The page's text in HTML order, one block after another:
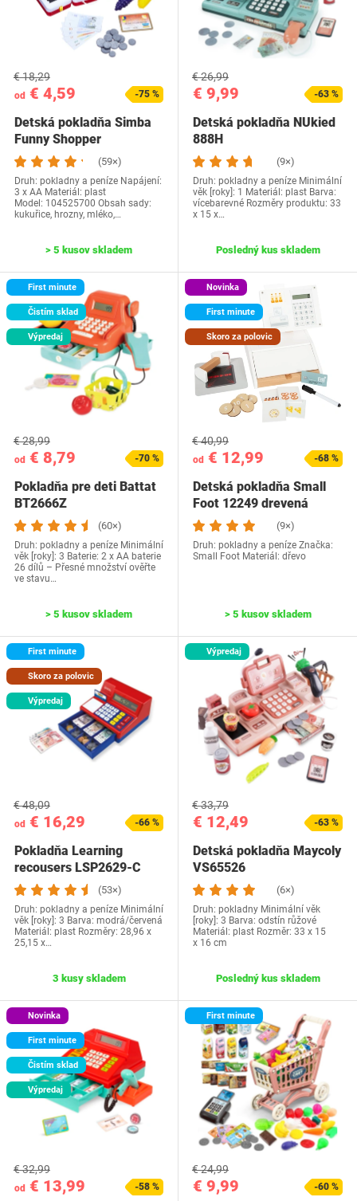
od € 4,59
€ 18,29
-75 %
Detská pokladňa Simba
Funny Shopper
104525700
(59×)
Druh: pokladny a peníze Napájení:
3 x AA Materiál: plast
Model: 104525700 Obsah sady:
kukuřice, hrozny, mléko,…
> 5 kusov skladem
€ 9,99
€ 26,99
-63 %
Detská pokladňa NUkied
‎888H
(9×)
Druh: pokladny a peníze Minimální
věk [roky]: 1 Materiál: plast Barva:
vícebarevné Rozměry produktu‎: 33
x 15 x…
Posledný kus skladem
First minute
Čistím sklad
Výpredaj
od € 8,79
€ 28,99
-70 %
Pokladňa pre deti Battat
‎BT2666Z
(60×)
Druh: pokladny a peníze Minimální
věk [roky]: 3 Baterie: 2 x AA baterie
26 dílů – Přesné množství ověřte
ve stavu…
> 5 kusov skladem
Novinka
First minute
Skoro za polovic
od € 12,99
€ 40,99
-68 %
Detská pokladňa Small
Foot 12249 drevená
(9×)
Druh: pokladny a peníze Značka:
Small Foot Materiál: dřevo
> 5 kusov skladem
First minute
Skoro za polovic
Výpredaj
od € 16,29
€ 48,09
-66 %
Pokladňa Learning
recousers LSP2629-C
(53×)
Druh: pokladny a peníze Minimální
věk [roky]: 3 Barva: modrá/červená
Materiál: plast Rozměry: 28,96 x
25,15 x…
3 kusy skladem
Výpredaj
€ 12,49
€ 33,79
-63 %
Detská pokladňa Maycoly
VS65526
(6×)
Druh: pokladny Minimální věk
[roky]: 3 Barva: odstín růžové
Materiál: plast Rozměr: 33 x 15
x 16 cm
Posledný kus skladem
Novinka
First minute
Čistím sklad
Výpredaj
od € 13,99
€ 32,99
-58 %
First minute
€ 9,99
€ 24,99
-60 %